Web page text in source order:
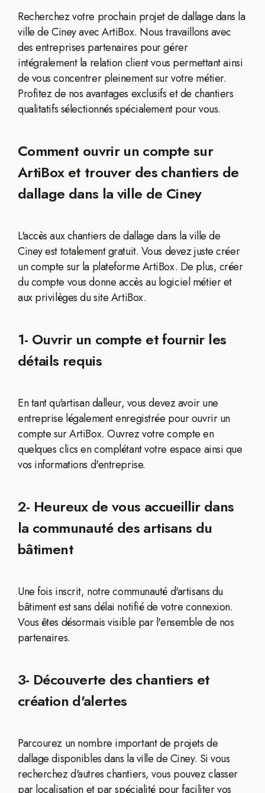
Recherchez votre prochain projet de dallage dans la
ville de Ciney avec ArtiBox. Nous travaillons avec
des entreprises partenaires pour gérer
intégralement la relation client vous permettant ainsi
de vous concentrer pleinement sur votre métier.
Profitez de nos avantages exclusifs et de chantiers
qualitatifs sélectionnés spécialement pour vous.
Comment ouvrir un compte sur
ArtiBox et trouver des chantiers de
dallage dans la ville de Ciney
L'accès aux chantiers de dallage dans la ville de
Ciney est totalement gratuit. Vous devez juste créer
un compte sur la plateforme ArtiBox. De plus, créer
du compte vous donne accès au logiciel métier et
aux privilèges du site ArtiBox.
1- Ouvrir un compte et fournir les
détails requis
En tant qu'artisan dalleur, vous devez avoir une
entreprise légalement enregistrée pour ouvrir un
compte sur ArtiBox. Ouvrez votre compte en
quelques clics en complétant votre espace ainsi que
vos informations d'entreprise.
2- Heureux de vous accueillir dans
la communauté des artisans du
bâtiment
Une fois inscrit, notre communauté d'artisans du
bâtiment est sans délai notifié de votre connexion.
Vous êtes désormais visible par l'ensemble de nos
partenaires.
3- Découverte des chantiers et
création d'alertes
Parcourez un nombre important de projets de
dallage disponibles dans la ville de Ciney. Si vous
recherchez d'autres chantiers, vous pouvez classer
par localisation et par spécialité pour faciliter vos